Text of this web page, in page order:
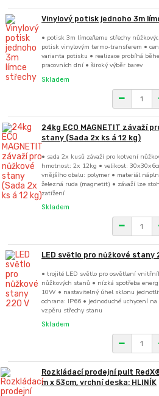
Vinylový potisk jednoho 3m
• potisk 3m límce/lemu střechy
potisk vinylovým termo-transferem •
varianta potisku • realizace probíhá
pracovních dní • široký výběr barev
Skladem
24kg ECO MAGNETIT závaží
stany (Sada 2x ks á 12 kg)
• sada 2x kusů závaží pro kotvení
hmotnost: 2x 12kg • velikost:
vnějšího obalu: polymer • materiál
železná ruda (magnetit) • závaží lze
zatížení
Skladem
LED světlo pro nůžkové stany
• trojité LED světlo pro osvětlení
nůžkových stanů • nízká spotřeba
10W • nastavitelný úhel sklonu
ochrana: IP66 • jednoduché uchycení
vzpěru střechy stanu
Skladem
Rozkládací prodejní pult
m x 53cm, vrchní deska: HLINÍK